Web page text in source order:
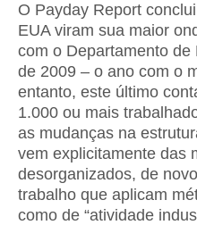
O Payday Report
EUA viram sua maior
com o Departamento
de 2009 – o ano com o
entanto, este último
1.000 ou mais
as mudanças na
vem explicitamente das
desorganizados, de
trabalho que aplicam
como de “atividade